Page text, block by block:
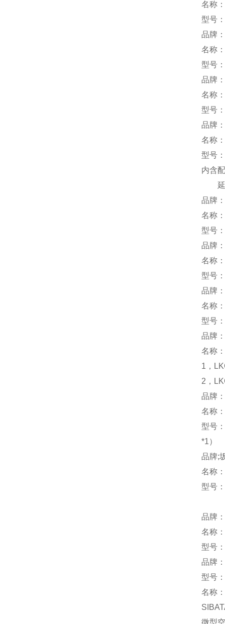
名称
型号
品牌
名称
型号
品牌
名称
型号
品牌
名称
型号
内含
延
品牌
名称
型号
品牌
名称
型号
品牌
名称
型号
品牌
名称
1，
2，
品牌
名称
型号
*1）
品牌;
名称
型号
品牌
名称
型号
品牌
型号
名称
微型